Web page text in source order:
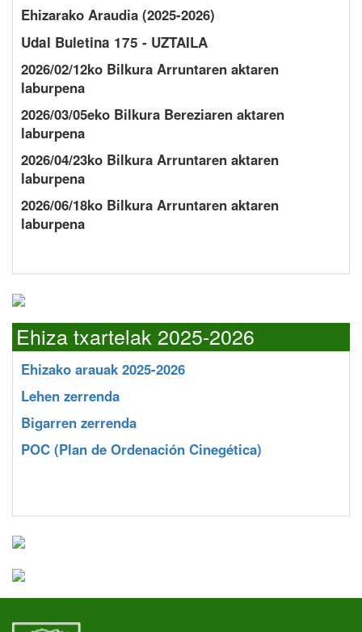
Ehizarako Araudia (2025-2026)
Udal Buletina 175 - UZTAILA
2026/02/12ko Bilkura Arruntaren aktaren
laburpena
2026/03/05eko Bilkura Bereziaren aktaren
laburpena
2026/04/23ko Bilkura Arruntaren aktaren
laburpena
2026/06/18ko Bilkura Arruntaren aktaren
laburpena
Ehiza txartelak 2025-2026
Ehizako arauak 2025-2026
Lehen zerrenda
Bigarren zerrenda
POC (Plan de Ordenación Cinegética)